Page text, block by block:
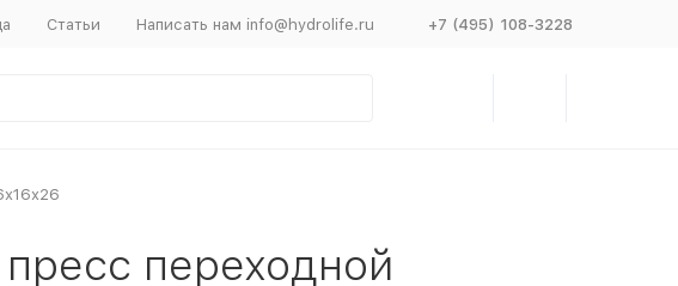
Статьи Написать нам info@hydrolife.ru +7 (495) 108-3228
переходной